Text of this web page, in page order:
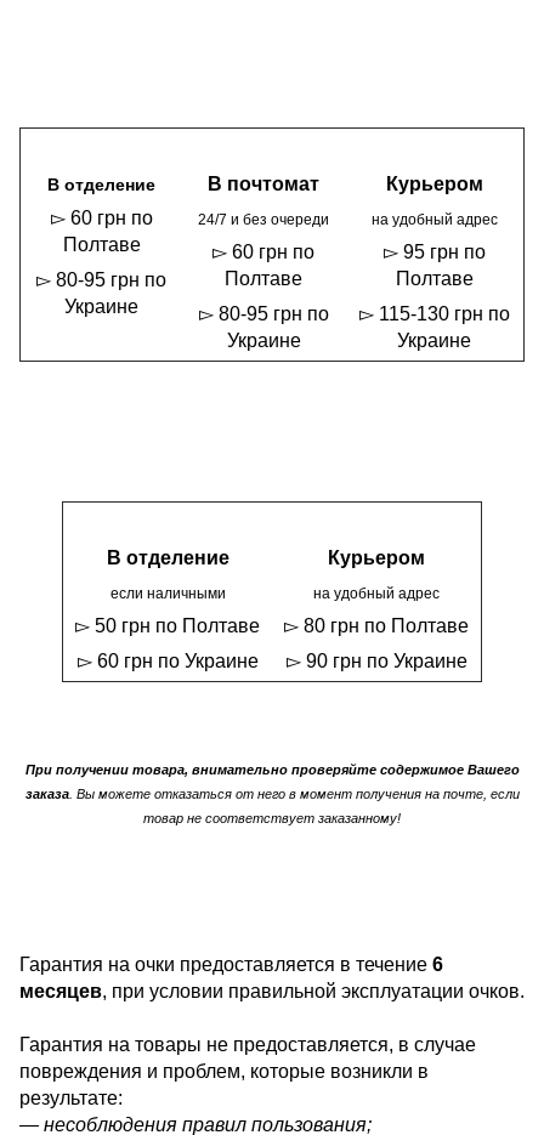
В отделение
▻ 60 грн по
Полтаве
▻ 80-95 грн по
Украине
В почтомат
24/7 и без очереди
▻ 60 грн по
Полтаве
▻ 80-95 грн по
Украине
Курьером
на удобный адрес
▻ 95 грн по
Полтаве
▻ 115-130 грн по
Украине
В отделение
если наличными
▻ 50 грн по Полтаве
▻ 60 грн по Украине
Курьером
на удобный адрес
▻ 80 грн по Полтаве
▻ 90 грн по Украине
При получении товара, внимательно проверяйте содержимое Вашего
заказа. Вы можете отказаться от него в момент получения на почте, если
товар не соответствует заказанному!
Гарантия на очки предоставляется в течение 6
месяцев, при условии правильной эксплуатации очков.
Гарантия на товары не предоставляется, в случае
повреждения и проблем, которые возникли в
результате:
— несоблюдения правил пользования;